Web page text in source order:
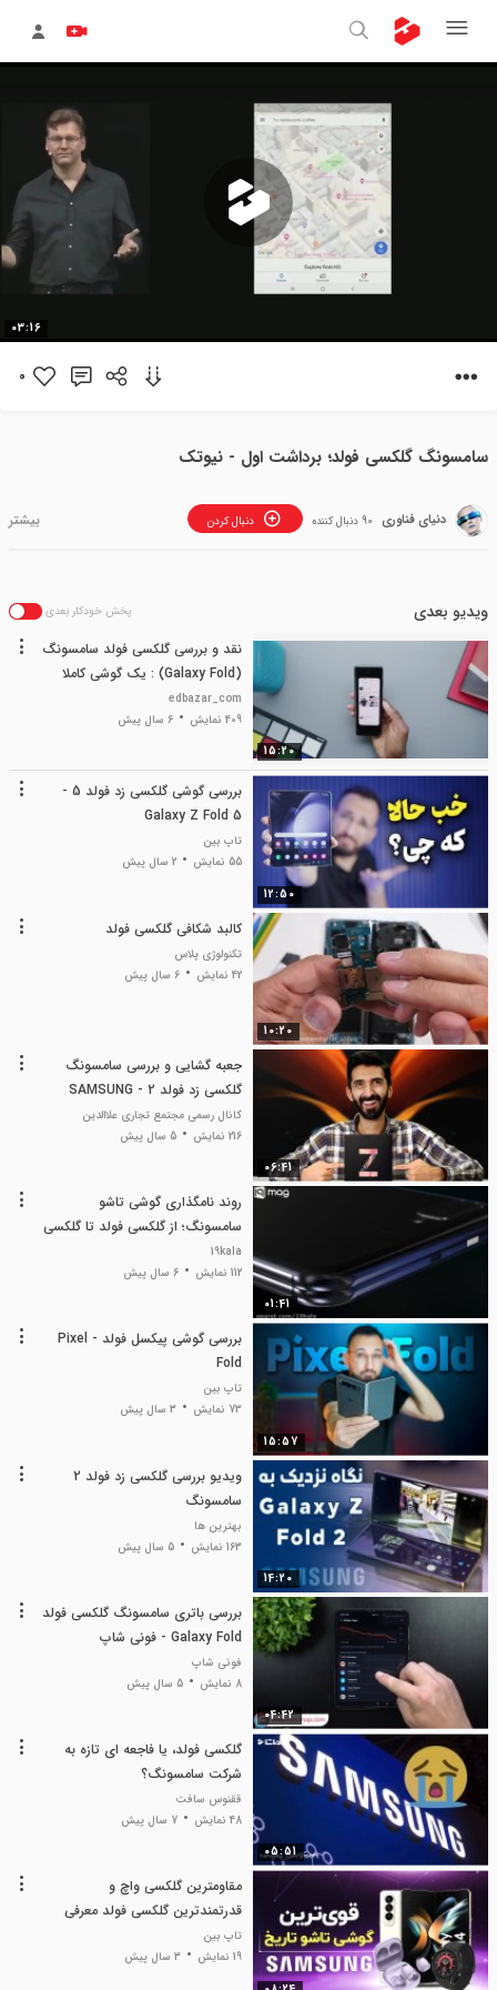
03:16
0
سامسونگ گلکسی فولد؛ برداشت اول - نیوتک
دنیای فناوری دنبال کردن 90 دنبال کننده
ویدیو بعدی پخش خودکار بعدی
15:20
نقد و بررسی گلکسی فولد سامسونگ
(Galaxy Fold) : یک گوشی کاملا
خاص!
edbazar_com
409 نمایش
6 سال پیش
12:50
بررسی گوشی گلکسی زد فولد 5 -
Galaxy Z Fold 5
تاپ بین
55 نمایش
2 سال پیش
10:20
کالبد شکافی گلکسی فولد
تکنولوژی پلاس
42 نمایش
6 سال پیش
06:41
جعبه گشایی و بررسی سامسونگ
گلکسی زد فولد 2 - SAMSUNG
Galaxy Z Fold 2
کانال رسمی مجتمع تجاری علاالدین
216 نمایش
5 سال پیش
01:41
روند نامگذاری گوشی تاشو
سامسونگ؛ از گلکسی فولد تا گلکسی
زد فلیپ!
19kala
112 نمایش
6 سال پیش
15:57
بررسی گوشی پیکسل فولد - Pixel
Fold
تاپ بین
73 نمایش
3 سال پیش
14:20
ویدیو بررسی گلکسی زد فولد 2
سامسونگ
بهترین ها
163 نمایش
5 سال پیش
04:42
بررسی باتری سامسونگ گلکسی فولد
Galaxy Fold - فونی شاپ
فونی شاپ
8 نمایش
5 سال پیش
05:51
گلکسی فولد، یا فاجعه ای تازه به
شرکت سامسونگ؟
ققنوس سافت
48 نمایش
7 سال پیش
مقاومترین گلکسی واچ و
قدرتمندترین گلکسی فولد معرفی
شدند
تاپ بین
19 نمایش
3 سال پیش